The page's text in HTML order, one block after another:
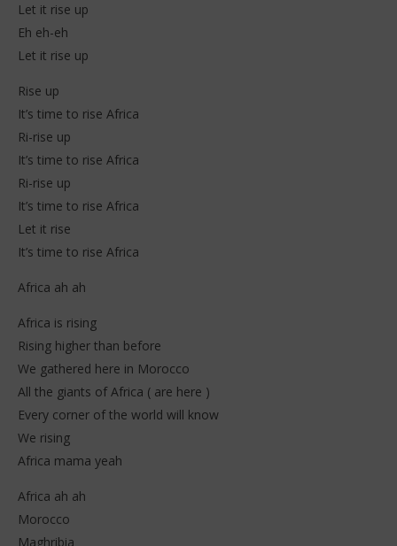
Let it rise up
Eh eh-eh
Let it rise up
Rise up
It’s time to rise Africa
Ri-rise up
It’s time to rise Africa
Ri-rise up
It’s time to rise Africa
Let it rise
It’s time to rise Africa
Africa ah ah
Africa is rising
Rising higher than before
We gathered here in Morocco
All the giants of Africa ( are here )
Every corner of the world will know
We rising
Africa mama yeah
Africa ah ah
Morocco
Maghribia